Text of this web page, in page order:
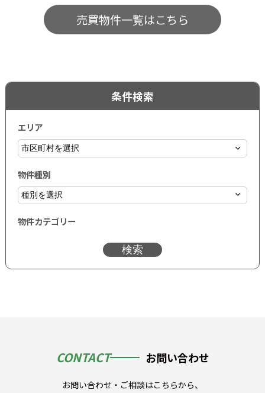
売買物件一覧はこちら
条件検索
エリア
物件種別
物件カテゴリー
検索
CONTACT お問い合わせ
お問い合わせ・ご相談はこちらから、